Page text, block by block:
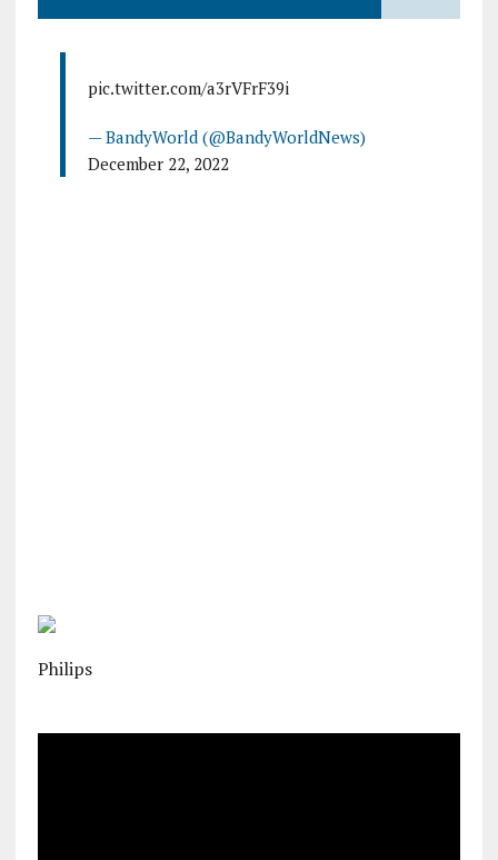
pic.twitter.com/a3rVFrF39i
— BandyWorld (@BandyWorldNews)
December 22, 2022
Philips